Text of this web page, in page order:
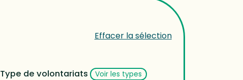
Effacer la sélection
Type de volontariats Voir les types